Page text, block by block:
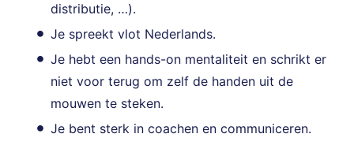
distributie, …).
Je spreekt vlot Nederlands.
Je hebt een hands-on mentaliteit en schrikt er
niet voor terug om zelf de handen uit de
mouwen te steken.
Je bent sterk in coachen en communiceren.